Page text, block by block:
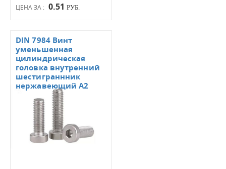
ЦЕНА ЗА : 0.51 РУБ.
DIN 7984 Винт
уменьшенная
цилиндрическая
головка внутренний
шестиграннник
нержавеющий А2